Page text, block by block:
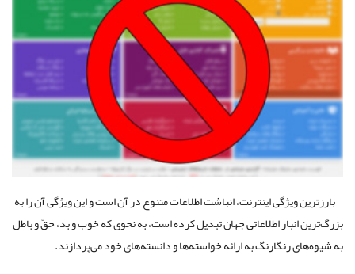
بارزترین ویژگی اینترنت، انباشت اطلاعات متنوع در آن است و این ویژگی آن را به
بزرگ‌ترین انبار اطلاعاتی جهان تبدیل کرده است، به نحوی که خوب و بد، حقّ و باطل
به شیوه‌های رنگارنگ به ارائه خواسته‌ها و دانسته‌های خود می‌پردازند.